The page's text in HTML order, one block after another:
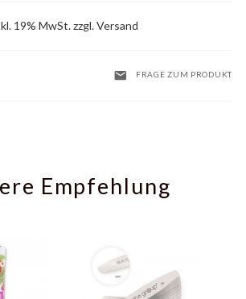
19% MwSt. zzgl. Versand
FRAGE ZUM PRODUKT
Empfehlung